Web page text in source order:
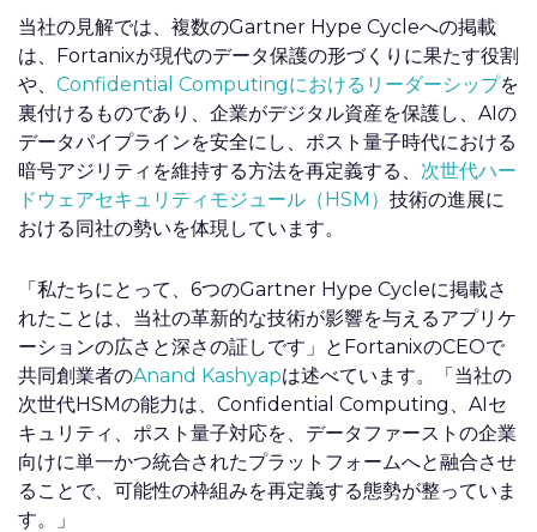
当社の見解では、複数のGartner Hype Cycleへの掲載
は、Fortanixが現代のデータ保護の形づくりに果たす役割
や、 Confidential Computingにおけるリーダーシップを
裏付けるものであり、企業がデジタル資産を保護し、AIの
データパイプラインを安全にし、ポスト量子時代における
暗号アジリティを維持する方法を再定義する、 次世代ハー
ドウェアセキュリティモジュール（HSM） 技術の進展に
おける同社の勢いを体現しています。
「私たちにとって、6つのGartner Hype Cycleに掲載さ
れたことは、当社の革新的な技術が影響を与えるアプリケ
ーションの広さと深さの証しです」とFortanixのCEOで
共同創業者のAnand Kashyapは述べています。「当社の
次世代HSMの能力は、Confidential Computing、AIセ
キュリティ、ポスト量子対応を、データファーストの企業
向けに単一かつ統合されたプラットフォームへと融合させ
ることで、可能性の枠組みを再定義する態勢が整っていま
す。」